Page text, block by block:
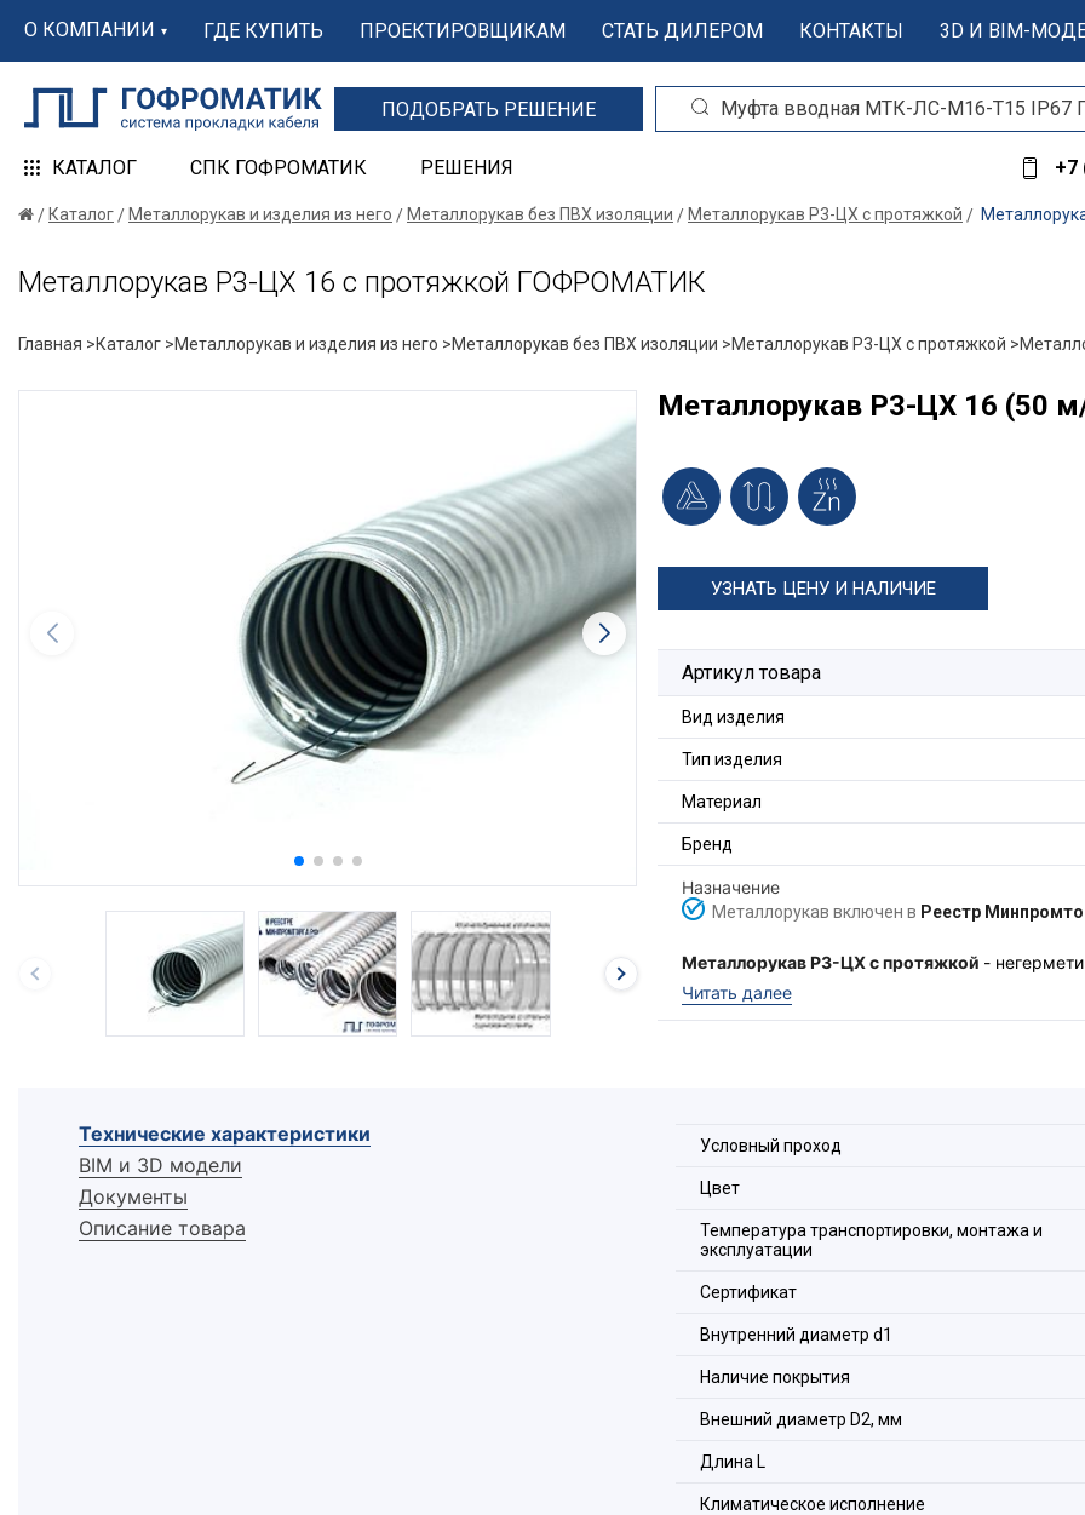
О КОМПАНИИ ГДЕ КУПИТЬ ПРОЕКТИРОВЩИКАМ СТАТЬ ДИЛЕРОМ КОНТАКТЫ 3D И BIM-
ПОДОБРАТЬ РЕШЕНИЕ
КАТАЛОГ СПК ГОФРОМАТИК РЕШЕНИЯ +7
Каталог Металлорукав и изделия из него Металлорукав без ПВХ изоляции Металлорукав Р3-ЦХ с протяжкой
Металлорукав Р3-ЦХ 16 с протяжкой ГОФРОМАТИК
Главная >Каталог >Металлорукав и изделия из него >Металлорукав без ПВХ изоляции >Металлорукав Р3-ЦХ с протяжкой >
Металлорукав Р3-ЦХ 16 (50
УЗНАТЬ ЦЕНУ И НАЛИЧИЕ
Артикул товара
Вид изделия
Тип изделия
Материал
Бренд
Назначение
Металлорукав включен в Реестр
Металлорукав Р3-ЦХ c протяжкой -
горячеоцинкованной ленты с уплотнением из
электрических или информационных кабелей
Читать далее
Технические характеристики
BIM и 3D модели
Документы
Описание товара
Условный проход
Цвет
Температура транспортировки, монтажа и
эксплуатации
Сертификат
Внутренний диаметр d1
Наличие покрытия
Внешний диаметр D2, мм
Длина L
Климатическое исполнение